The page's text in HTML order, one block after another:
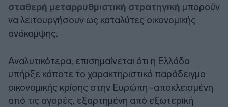
σταθερή μεταρρυθμιστική στρατηγική μπορούν
να λειτουργήσουν ως καταλύτες οικονομικής
ανάκαμψης.
Αναλυτικότερα, επισημαίνεται ότι η Ελλάδα
υπήρξε κάποτε το χαρακτηριστικό παράδειγμα
οικονομικής κρίσης στην Ευρώπη -αποκλεισμένη
από τις αγορές, εξαρτημένη από εξωτερική